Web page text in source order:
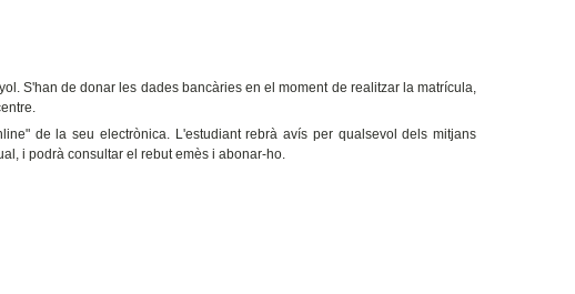
S'han de donar les dades bancàries en el moment de realitzar la matrícula,
de la seu electrònica. L'estudiant rebrà avís per qualsevol dels mitjans
i podrà consultar el rebut emès i abonar-ho.